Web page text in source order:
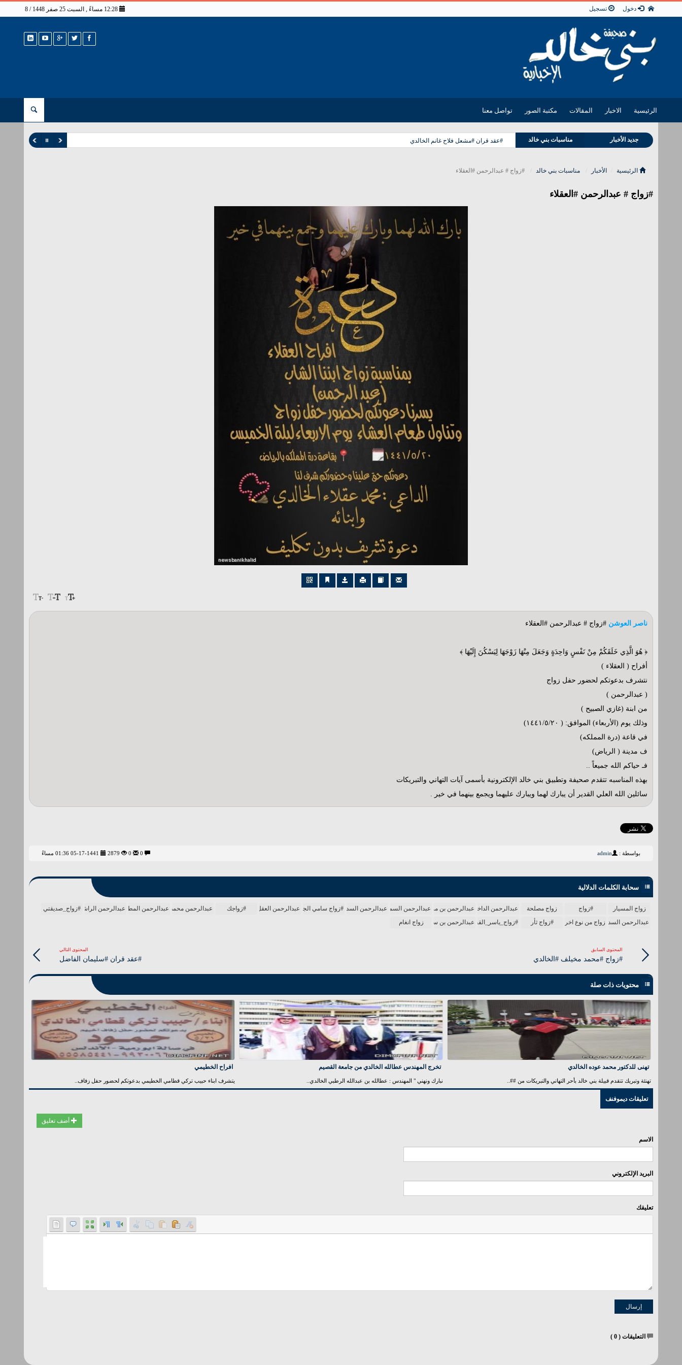
دخول تسجيل
الرئيسية الاخبار المقالات مكتبة الصور تواصل معنا
جديد الأخبار
وفيات بني خالد
مناسبات بني خالد #عقد قران #مشعل فلاح غانم الخالدي
الرئيسية الأخبار مناسبات بني خالد #زواج # عبدالرحمن #العقلاء
#زواج # عبدالرحمن #العقلاء
ناصر العوشن #زواج # عبدالرحمن #العقلاء
﴿ هُوَ الَّذِي خَلَقَكُمْ مِنْ نَفْسٍ وَاحِدَةٍ وَجَعَلَ مِنْهَا زَوْجَهَا لِيَسْكُنَ إِلَيْهَا ﴾
أفراح ( العقلاء )
نتشرف بدعوتكم لحضور حفل زواج
( عبدالرحمن )
من ابنة (غازي الصبيح )
وذلك يوم (الأربعاء) الموافق: ( ١٤٤١/٥/٢٠)
في قاعة (درة المملكه)
ف مدينة ( الرياض)
فـ حياكم الله جميعاً ..
بهذه المناسبه تتقدم صحيفة وتطبيق بني خالد الإلكترونية بأسمى آيات التهاني والتبريكات
سائلين الله العلي القدير أن يبارك لهما ويبارك عليهما ويجمع بينهما في خير .
بواسطة : admin
2879
سحابة الكلمات الدلالية
زواج المسيار #زواج زواج مصلحة عبدالرحمن الداخلعبدالرحمن بن مساعدعبدالرحمن السميطعبدالرحمن السديس#زواج سامي الجعونيعبدالرحمن العقل #زواجك عبدالرحمن محمد عبدالرحمن المطيريعبدالرحمن الراشد#زواج_صديقتي
عبدالرحمن السدحانزواج من نوع اخر #زواج ثأر #زواج_ياسر_القحطانيعبدالرحمن بن سعود زواج انغام
المحتوى السابق
#زواج #محمد مخيلف #الخالدي
المحتوى التالي
#عقد قران #سليمان الفاضل
محتويات ذات صلة
تهنى للدكتور محمد عوده الخالدي
تهنئة وتبريك تتقدم قبيلة بني خالد بأحر التهاني والتبريكات من ##..
تخرج المهندس عطالله الخالدي من جامعة القصيم
نبارك ونهني " المهندس : عطالله بن عبدالله الرطبي الخالدي..
افراح الخطيمي
يتشرف ابناء حبيب تركي قطامي الخطيمي بدعوتكم لحضور حفل زفاف..
تعليقات ديموفنف
أضف تعليق
الاسم
البريد الإلكتروني
تعليقك
التعليقات ( 0
)